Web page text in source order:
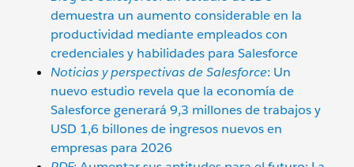
demuestra un aumento considerable en la
productividad mediante empleados con
credenciales y habilidades para Salesforce
Noticias y perspectivas de Salesforce: Un
nuevo estudio revela que la economía de
Salesforce generará 9,3 millones de trabajos y
USD 1,6 billones de ingresos nuevos en
empresas para 2026